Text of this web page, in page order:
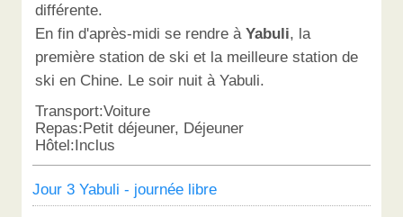
différente.
En fin d'après-midi se rendre àYabuli, la
première station de ski et la meilleure station de
ski en Chine. Le soir nuit à Yabuli.
Transport:Voiture
Repas:Petit déjeuner, Déjeuner
Hôtel:Inclus
Jour 3 Yabuli - journée libre